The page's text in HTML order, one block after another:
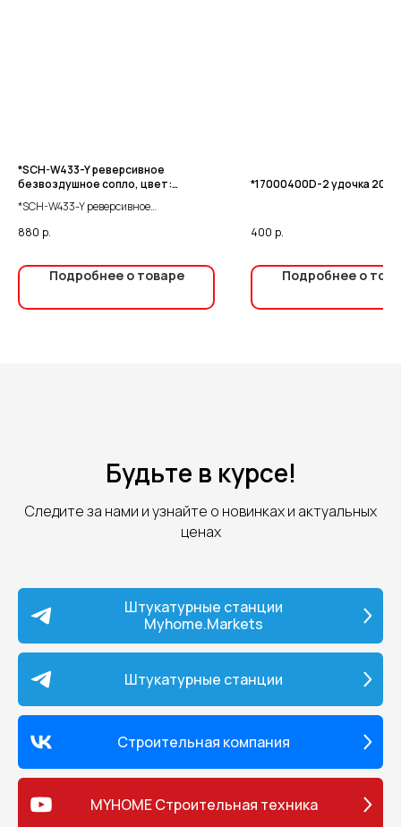
*SCH-W433-Y реверсивное
безвоздушное сопло, цвет:
*SCH-W433-Y реверсивное
880 р.
Подробнее о товаре
*17000400D-2 удочка 20
400 р.
Подробнее о
Будьте в курсе!
Следите за нами и узнайте о новинках и актуальных
ценах
Штукатурные станции
Myhome.Markets
Штукатурные станции
Строительная компания
MYHOME Строительная техника